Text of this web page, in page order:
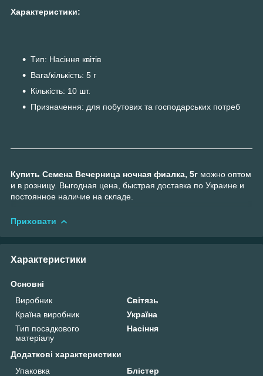
Характеристики:
Тип: Насіння квітів
Вага/кількість: 5 г
Кількість: 10 шт.
Призначення: для побутових та господарських потреб
Купить Семена Вечерница ночная фиалка, 5г можно оптом
и в розницу. Выгодная цена, быстрая доставка по Украине и
постоянное наличие на складе.
Приховати
Характеристики
Основні
Виробник
Світязь
Країна виробник
Україна
Тип посадкового
матеріалу
Насіння
Додаткові характеристики
Упаковка
Блістер